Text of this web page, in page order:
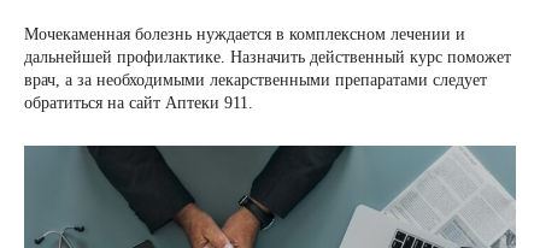
Мочекаменная болезнь нуждается в комплексном лечении и
дальнейшей профилактике. Назначить действенный курс поможет
врач, а за необходимыми лекарственными препаратами следует
обратиться на сайт Аптеки 911.